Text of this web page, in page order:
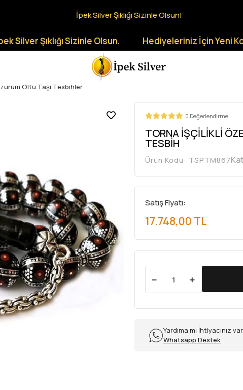
İpek Silver Şıklığı Sizinle Olsun!
Şıklığı Sizinle Olsun. Hediyeleriniz İçin Yeni
Oltu Taşı Tesbihler
0 Değerlendirme
TORNA İŞÇİLİKLİ
TESBİH
Ürün Kodu: TSPTM867
Satış Fiyatı:
17.748,00 TL
Yardıma mı İhtiyacınız
Whatsapp Destek